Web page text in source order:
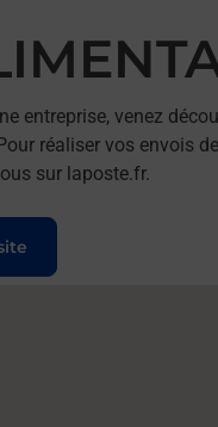
entreprise, venez
réaliser vos envois
sur laposte.fr.